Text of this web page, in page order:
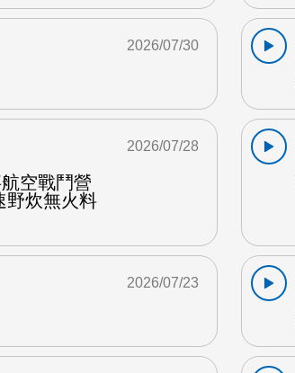
2026/07/30
空戰鬥營
野炊無火料
2026/07/28
2026/07/23